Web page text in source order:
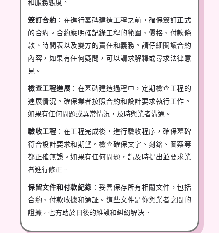
和服務態度。
簽訂合約 ：在進行墓碑建造工程之前，確保簽訂正式
的合約。合約應明確記錄工程的範圍、價格、付款條
款、時間表以及雙方的責任和義務。請仔細閱讀合約
內容，如果有任何疑問，可以請求解釋或尋求法律意
見。
檢查工程進展 ：在墓碑建造過程中，定期檢查工程的
進展情況。確保業者按照合約和設計要求執行工作。
如果有任何問題或異常情況，及時與業者溝通。
驗收工程 ：在工程完成後，進行驗收程序，確保墓碑
符合設計要求和期望。檢查確保文字、刻銘、圖案等
都正確無誤。如果有任何問題，請及時提出並要求業
者進行修正。
保留文件和付款紀錄 ：妥善保存所有相關文件，包括
合約、付款收據和通証。這些文件是你與業者之間的
證據，也有助於日後的維護和糾紛解決。